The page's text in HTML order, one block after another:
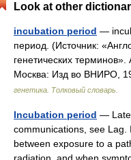
Look at other
incubation period —
период. (Источник:
генетических
Москва: Изд во ВНИРО,
генетика. Толковый словарь.
Incubation period —
communications, see
between exposure to a